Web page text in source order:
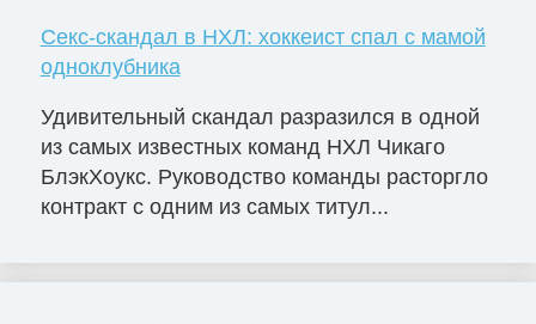
Секс-скандал в НХЛ: хоккеист спал с мамой
одноклубника
Удивительный скандал разразился в одной
из самых известных команд НХЛ Чикаго
БлэкХоукс. Руководство команды расторгло
контракт с одним из самых титул...